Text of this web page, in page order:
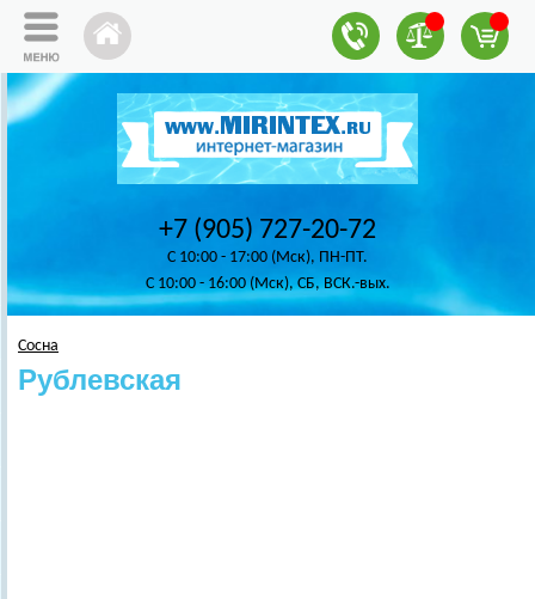
+7 (905) 727-20-72
C 10:00 - 17:00 (Мск), ПН-ПТ.
C 10:00 - 16:00 (Мск), СБ, ВСК.-вых.
Сосна
Рублевская